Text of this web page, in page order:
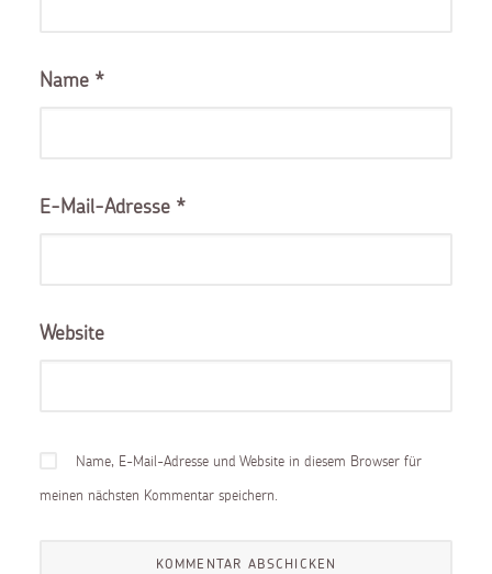
Name *
E-Mail-Adresse *
Website
Name, E-Mail-Adresse und Website in diesem Browser für
meinen nächsten Kommentar speichern.